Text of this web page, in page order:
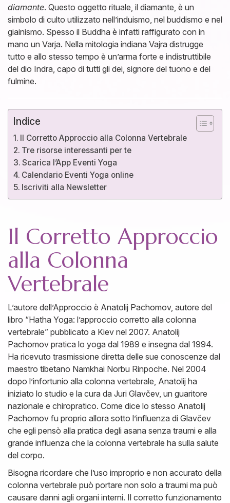
diamante. Questo oggetto rituale, il diamante, è un
simbolo di culto utilizzato nell’induismo, nel buddismo e nel
giainismo. Spesso il Buddha è infatti raffigurato con in
mano un Varja. Nella mitologia indiana Vajra distrugge
tutto e allo stesso tempo è un’arma forte e indistruttibile
del dio Indra, capo di tutti gli dei, signore del tuono e del
fulmine.
Indice
Il Corretto Approccio alla Colonna Vertebrale
Tre risorse interessanti per te
Scarica l’App Eventi Yoga
Calendario Eventi Yoga online
Iscriviti alla Newsletter
Il Corretto Approccio
alla Colonna
Vertebrale
L’autore dell’Approccio è Anatolij Pachomov, autore del
libro “Hatha Yoga: l’approccio corretto alla colonna
vertebrale” pubblicato a Kiev nel 2007. Anatolij
Pachomov pratica lo yoga dal 1989 e insegna dal 1994.
Ha ricevuto trasmissione diretta delle sue conoscenze dal
maestro tibetano Namkhai Norbu Rinpoche. Nel 2004
dopo l’infortunio alla colonna vertebrale, Anatolij ha
iniziato lo studio e la cura da Juri Glavčev, un guaritore
nazionale e chiropratico. Come dice lo stesso Anatolij
Pachomov fu proprio allora sotto l’influenza di Glavčev
che egli pensò alla pratica degli asana senza traumi e alla
grande influenza che la colonna vertebrale ha sulla salute
del corpo.
Bisogna ricordare che l’uso improprio e non accurato della
colonna vertebrale può portare non solo a traumi ma può
causare danni agli organi interni. Il corretto funzionamento